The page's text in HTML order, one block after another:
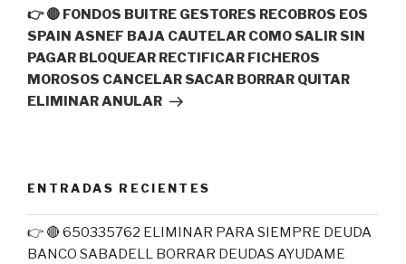
entrada
👉 🔴 FONDOS BUITRE GESTORES RECOBROS EOS
SPAIN ASNEF BAJA CAUTELAR COMO SALIR SIN
PAGAR BLOQUEAR RECTIFICAR FICHEROS
MOROSOS CANCELAR SACAR BORRAR QUITAR
ELIMINAR ANULAR
ENTRADAS RECIENTES
👉 🔴 650335762 ELIMINAR PARA SIEMPRE DEUDA
BANCO SABADELL BORRAR DEUDAS AYUDAME